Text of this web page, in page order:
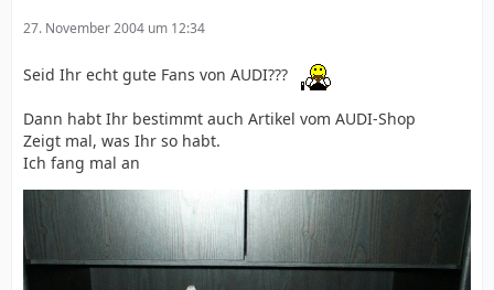
27. November 2004 um 12:34
Seid Ihr echt gute Fans von AUDI???
Dann habt Ihr bestimmt auch Artikel vom AUDI-Shop
Zeigt mal, was Ihr so habt.
Ich fang mal an